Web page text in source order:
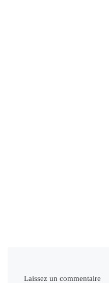
Laissez un commentaire